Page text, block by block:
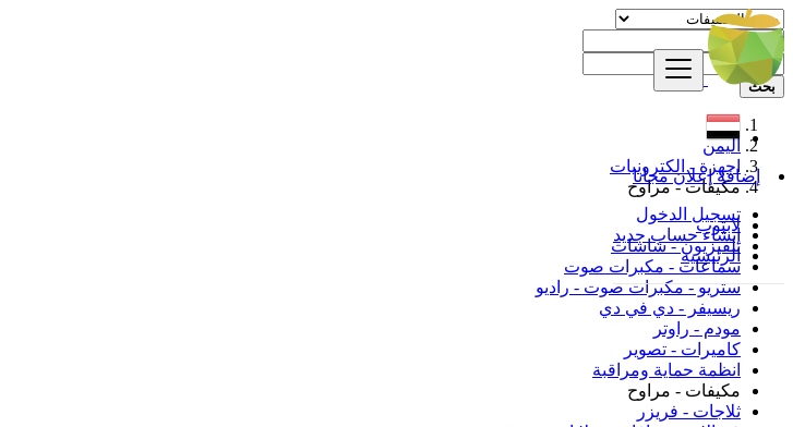
إضافة إعلان مجانا
تسجيل الدخول
إنشاء حساب جديد
الرئيسية
بحث
اليمن
اجهزة - الكترونيات
مكيفات - مراوح
لابتوب
تلفيزيون - شاشات
سماعات - مكبرات صوت
ستريو - مكبرات صوت - راديو
ريسيفر - دي في دي
مودم - راوتر
كاميرات - تصوير
انظمة حماية ومراقبة
مكيفات - مراوح
ثلاجات - فريزر